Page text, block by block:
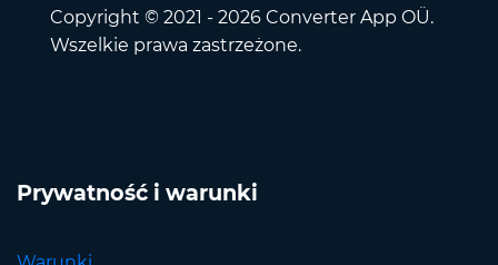
Copyright © 2021 - 2026 Converter App OÜ.
Wszelkie prawa zastrzeżone.
Prywatność i warunki